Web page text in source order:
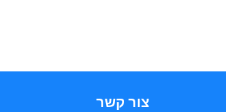
צור קשר